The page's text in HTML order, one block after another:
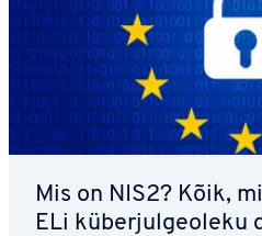
Mis on NIS2? Kõik,
ELi kü­ber­jul­ge­oleku